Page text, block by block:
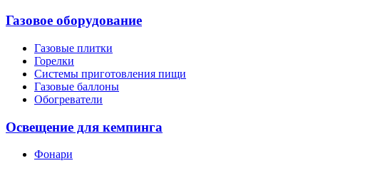
Газовое оборудование
Газовые плитки
Горелки
Системы приготовления пищи
Газовые баллоны
Обогреватели
Освещение для кемпинга
Фонари